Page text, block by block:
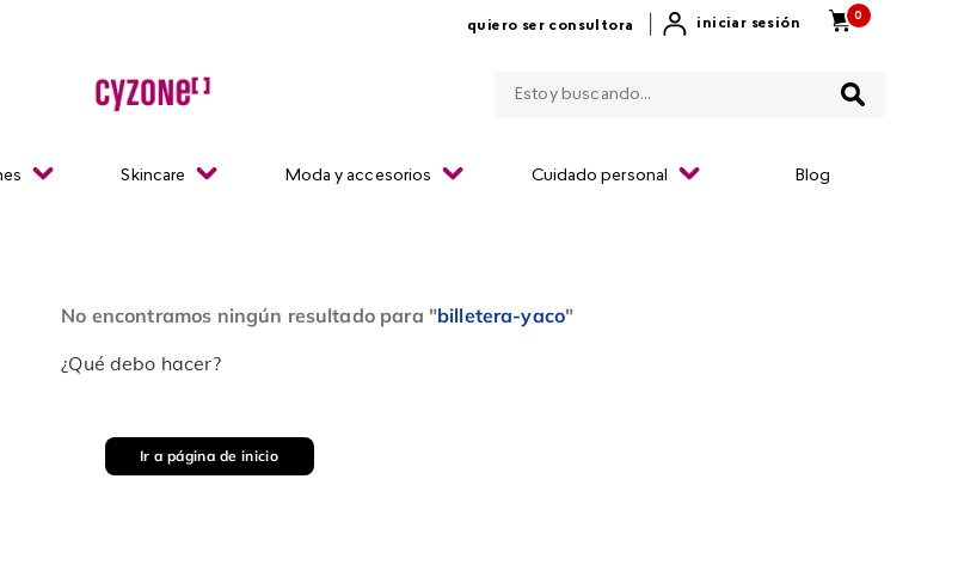
quiero ser consultora iniciar sesión
0
Skincare Moda y accesorios Cuidado personal Blog
No encontramos ningún resultado para "billetera-yaco"
¿Qué debo hacer?
Ir a página de inicio